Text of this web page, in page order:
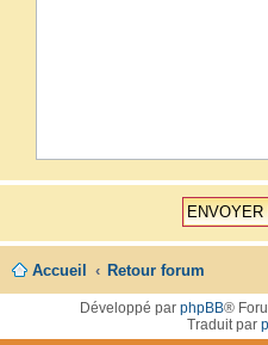
Accueil Retour forum
Développé par phpBB®
Traduit par